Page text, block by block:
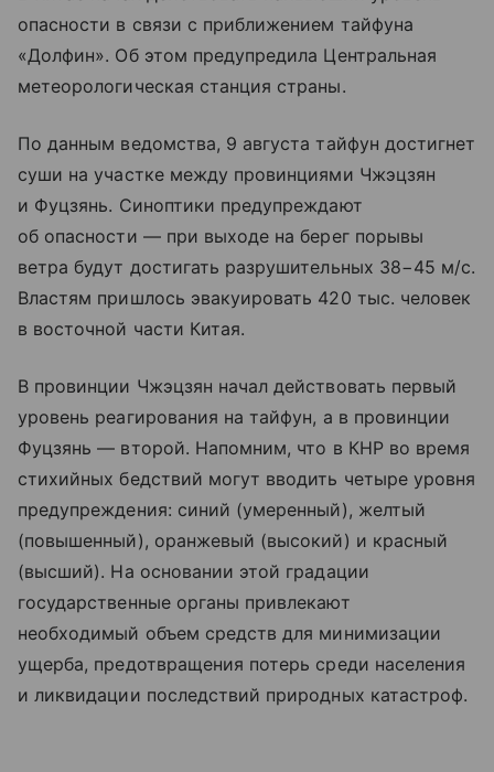
опасности в связи с приближением тайфуна
«Долфин». Об этом предупредила Центральная
метеорологическая станция страны.
По данным ведомства, 9 августа тайфун достигнет
суши на участке между провинциями Чжэцзян
и Фуцзянь. Синоптики предупреждают
об опасности — при выходе на берег порывы
ветра будут достигать разрушительных 38−45 м/с.
Властям пришлось эвакуировать 420 тыс. человек
в восточной части Китая.
В провинции Чжэцзян начал действовать первый
уровень реагирования на тайфун, а в провинции
Фуцзянь — второй. Напомним, что в КНР во время
стихийных бедствий могут вводить четыре уровня
предупреждения: синий (умеренный), желтый
(повышенный), оранжевый (высокий) и красный
(высший). На основании этой градации
государственные органы привлекают
необходимый объем средств для минимизации
ущерба, предотвращения потерь среди населения
и ликвидации последствий природных катастроф.